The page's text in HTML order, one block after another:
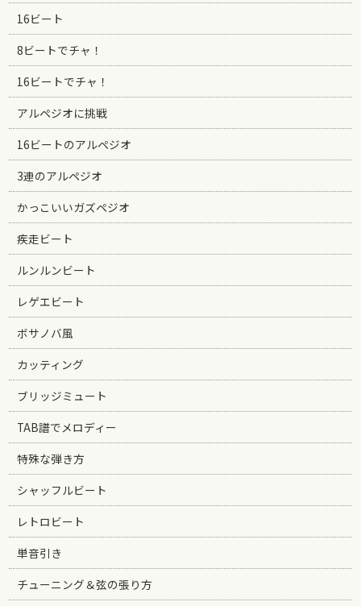
16ビート
8ビートでチャ！
16ビートでチャ！
アルペジオに挑戦
16ビートのアルペジオ
3連のアルペジオ
かっこいいガズペジオ
疾走ビート
ルンルンビート
レゲエビート
ボサノバ風
カッティング
ブリッジミュート
TAB譜でメロディー
特殊な弾き方
シャッフルビート
レトロビート
単音引き
チューニング＆弦の張り方